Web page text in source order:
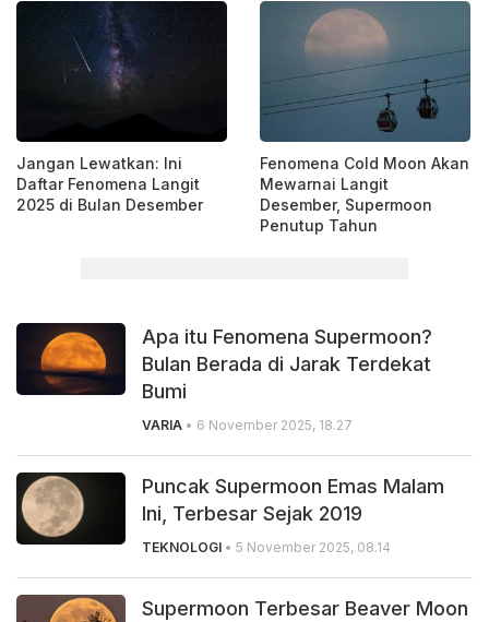
Jangan Lewatkan: Ini
Daftar Fenomena Langit
2025 di Bulan Desember
Fenomena Cold Moon Akan
Mewarnai Langit
Desember, Supermoon
Penutup Tahun
Apa itu Fenomena Supermoon?
Bulan Berada di Jarak Terdekat
Bumi
VARIA • 6 November 2025, 18.27
Puncak Supermoon Emas Malam
Ini, Terbesar Sejak 2019
TEKNOLOGI • 5 November 2025, 08.14
Supermoon Terbesar Beaver Moon